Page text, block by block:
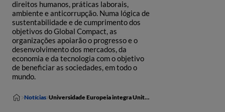
direitos humanos, práticas laborais,
ambiente e anticorrupção. Numa lógica de
sustentabilidade e de cumprimento dos
objetivos do Global Compact, as
organizações apoiarão o progresso e o
desenvolvimento dos mercados, da
economia e da tecnologia com o objetivo
de beneficiar as sociedades, em todo o
mundo.
Notícias Universidade Europeia integra United Nations Global Compact Network